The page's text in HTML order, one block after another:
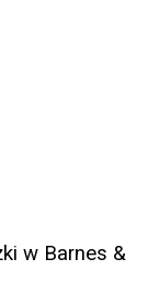
w Barnes &